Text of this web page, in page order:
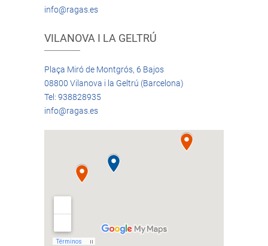
info@ragas.es
VILANOVA I LA GELTRÚ
Plaça Miró de Montgrós, 6 Bajos
08800 Vilanova i la Geltrú (Barcelona)
Tel: 938828935
info@ragas.es